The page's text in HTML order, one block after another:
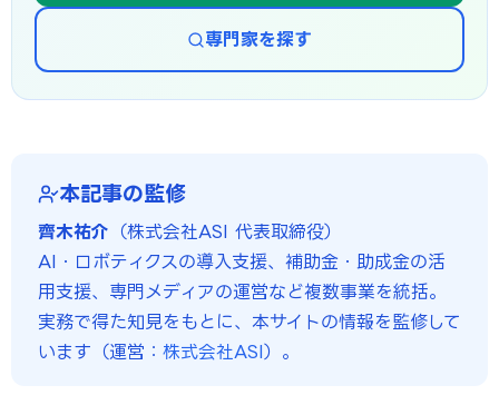
専門家を探す
本記事の監修
齊木祐介 （株式会社ASI 代表取締役）
AI・ロボティクスの導入支援、補助金・助成金の活
用支援、専門メディアの運営など複数事業を統括。
実務で得た知見をもとに、本サイトの情報を監修して
います（運営： 株式会社ASI）。